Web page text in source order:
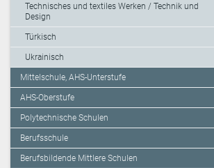
Technisches und textiles Werken / Technik und
Design
Türkisch
Ukrainisch
Mittelschule, AHS-Unterstufe
AHS-Oberstufe
Polytechnische Schulen
Berufsschule
Berufsbildende Mittlere Schulen